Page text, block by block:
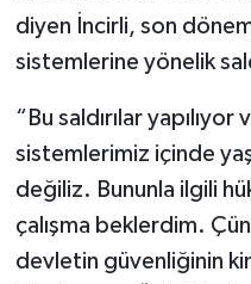
diyen İncirli, son
sistemlerine yönelik
“Bu saldırılar
sistemlerimiz içinde
değiliz. Bununla ilgili
çalışma beklerdim.
devletin güvenliğinin